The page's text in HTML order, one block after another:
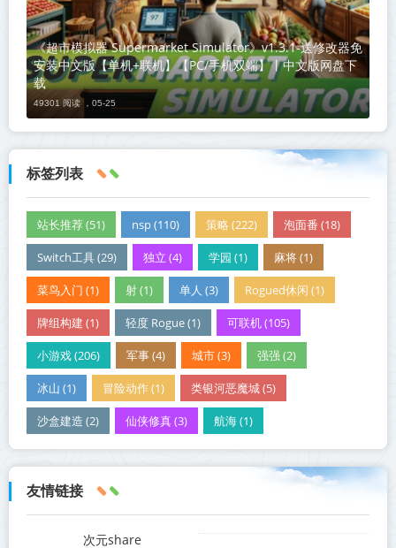
《超市模拟器 Supermarket Simulator》v1.3.1-送修改器免
安装中文版【单机+联机】【PC/手机双端】丨中文版网盘下
载
49301 阅读 ， 05-25
标签列表
站长推荐 (51) nsp (110) 策略 (222) 泡面番 (18)
Switch工具 (29) 独立 (4) 学园 (1) 麻将 (1)
菜鸟入门 (1) 射 (1) 单人 (3) Rogued休闲 (1)
牌组构建 (1) 轻度 Rogue (1) 可联机 (105)
小游戏 (206) 军事 (4) 城市 (3) 强强 (2)
冰山 (1) 冒险动作 (1) 类银河恶魔城 (5)
沙盒建造 (2) 仙侠修真 (3) 航海 (1)
友情链接
次元share